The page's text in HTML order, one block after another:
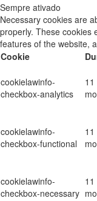
Sempre ativado
Necessary cookies are
properly. These cookies
features of the website,
Cookie
cookielawinfo-
checkbox-analytics
11
cookielawinfo-
checkbox-functional
11
cookielawinfo-
checkbox-necessary
11